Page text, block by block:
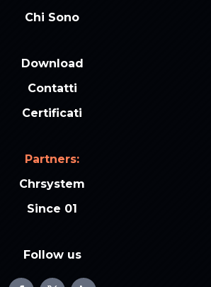
Chi Sono
Download
Contatti
Certificati
Partners:
Chrsystem
Since 01
Follow us